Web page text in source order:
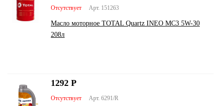
Арт. 151263
Отсутствует
Масло моторное TOTAL Quartz INEO MC3 5W-30
208л
Арт. 6291/R
Отсутствует
1292 Р